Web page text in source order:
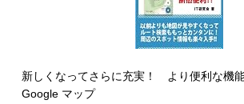
新しくなってさらに充実！ より便利な機
Google マップ